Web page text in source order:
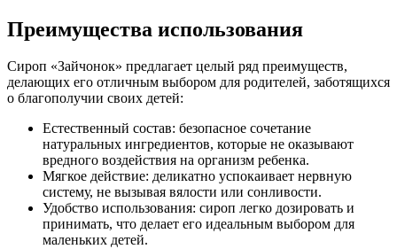
Преимущества использования
Сироп «Зайчонок» предлагает целый ряд преимуществ,
делающих его отличным выбором для родителей, заботящихся
о благополучии своих детей:
Естественный состав: безопасное сочетание
натуральных ингредиентов, которые не оказывают
вредного воздействия на организм ребенка.
Мягкое действие: деликатно успокаивает нервную
систему, не вызывая вялости или сонливости.
Удобство использования: сироп легко дозировать и
принимать, что делает его идеальным выбором для
маленьких детей.